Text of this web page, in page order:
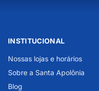
INSTITUCIONAL
Nossas lojas e horários
Sobre a Santa Apolônia
Blog